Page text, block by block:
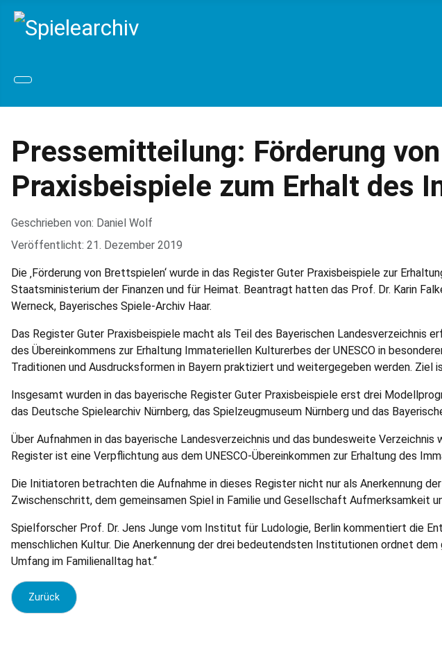
Pressemitteilung: Förderung
Praxis­beispiele zum Erhalt des
Geschrieben von: Daniel Wolf
Veröffentlicht: 21. Dezember 2019
Die ‚Förderung von Brettspielen‘ wurde in das Register Guter Praxisbeispiele zur
Staatsministerium der Finanzen und für Heimat. Be­antragt hatten das Prof. Dr. Karin
Werneck, Bayerisches Spiele-Archiv Haar.
Das Register Guter Praxisbeispiele macht als Teil des Bayerischen Landes­verzeichnis
des Übereinkommens zur Erhaltung Immateriellen Kulturerbes der UNESCO in
Traditionen und Ausdrucks­formen in Bayern praktiziert und weitergegeben werden.
Insgesamt wurden in das bayerische Register Guter Praxisbeispiele erst drei
das Deutsche Spielearchiv Nürnberg, das Spiel­zeugmuseum Nürnberg und das
Über Aufnahmen in das bayerische Landesverzeichnis und das bundesweite
Register ist eine Verpflichtung aus dem UNESCO-Übereinkommen zur Erhaltung des
Die Initiatoren betrachten die Aufnahme in dieses Register nicht nur als An­erkennung
Zwischenschritt, dem gemeinsamen Spiel in Familie und Gesellschaft Aufmerksamkeit
Spielforscher Prof. Dr. Jens Junge vom Institut für Ludologie, Berlin kommen­tiert die
menschlichen Kultur. Die Anerkennung der drei bedeu­tendsten Institutionen ordnet
Umfang im Familienalltag hat.“
Vorheriger Beitrag: Pressemitteilung: Chris Mewes im Tannengarten
Zurück